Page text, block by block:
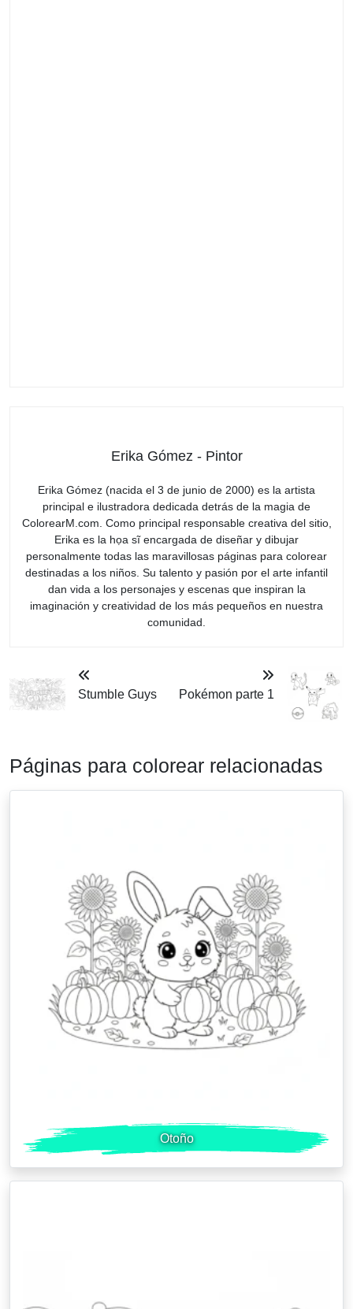
Erika Gómez - Pintor
Erika Gómez (nacida el 3 de junio de 2000) es la artista
principal e ilustradora dedicada detrás de la magia de
ColorearM.com. Como principal responsable creativa del sitio,
Erika es la họa sĩ encargada de diseñar y dibujar
personalmente todas las maravillosas páginas para colorear
destinadas a los niños. Su talento y pasión por el arte infantil
dan vida a los personajes y escenas que inspiran la
imaginación y creatividad de los más pequeños en nuestra
comunidad.
Stumble Guys Pokémon parte 1
Páginas para colorear relacionadas
Otoño